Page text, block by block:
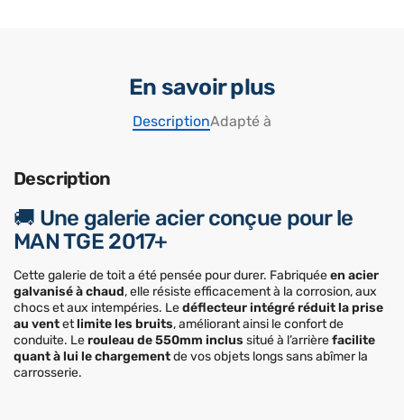
En savoir plus
DescriptionAdapté à
Description
🚚 Une galerie acier conçue pour le
MAN TGE 2017+
Cette galerie de toit a été pensée pour durer. Fabriquéeen acier
galvanisé à chaud, elle résiste efficacement à la corrosion, aux
chocs et aux intempéries. Ledéflecteur intégré réduit la prise
au ventetlimite les bruits, améliorant ainsi le confort de
conduite. Lerouleau de 550mm inclus situé à l’arrièrefacilite
quant à lui le chargementde vos objets longs sans abîmer la
carrosserie.